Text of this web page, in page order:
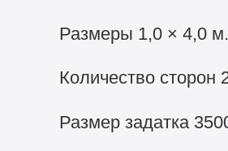
Размеры 1,0 × 4,0 м.
Количество сторон
Размер задатка